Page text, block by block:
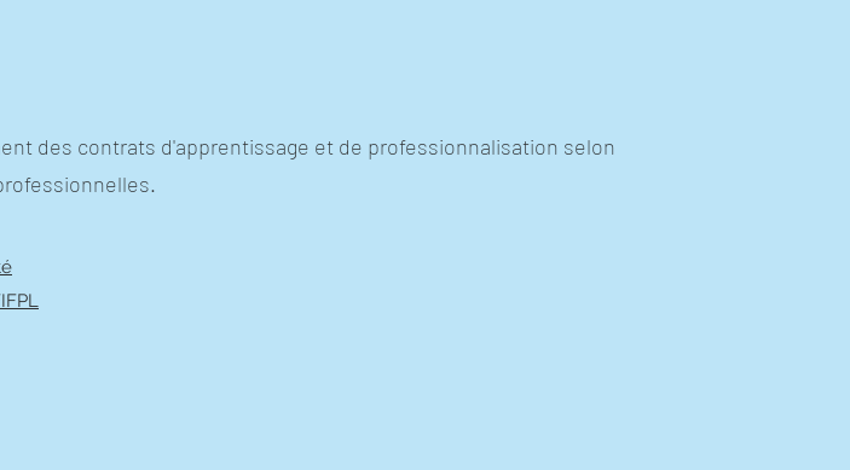
des contrats d'apprentissage et de professionnalisation selon